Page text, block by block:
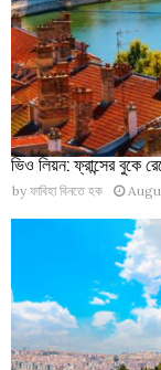
ভিও লিয়ন: ফ্রান্সের বুকে
by ফাবিহা বিনতে হক